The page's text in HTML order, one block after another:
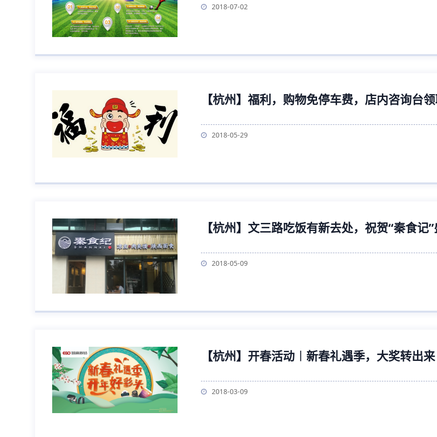
2018-07-02
【杭州】福利，购物免停车费，店内咨询台
2018-05-29
【杭州】文三路吃饭有新去处，祝贺“秦食记
2018-05-09
【杭州】开春活动︱新春礼遇季，大奖转出来
2018-03-09